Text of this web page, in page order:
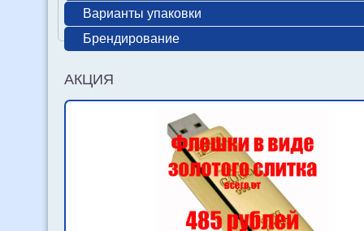
Варианты упаковки
Брендирование
АКЦИЯ